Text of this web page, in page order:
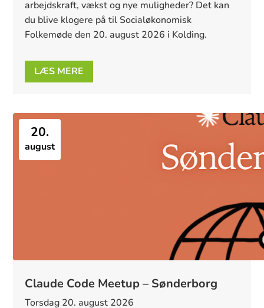
arbejdskraft, vækst og nye muligheder? Det kan
du blive klogere på til Socialøkonomisk
Folkemøde den 20. august 2026 i Kolding.
LÆS MERE
20.
august
Claude Code Meetup – Sønderborg
torsdag 20. august 2026